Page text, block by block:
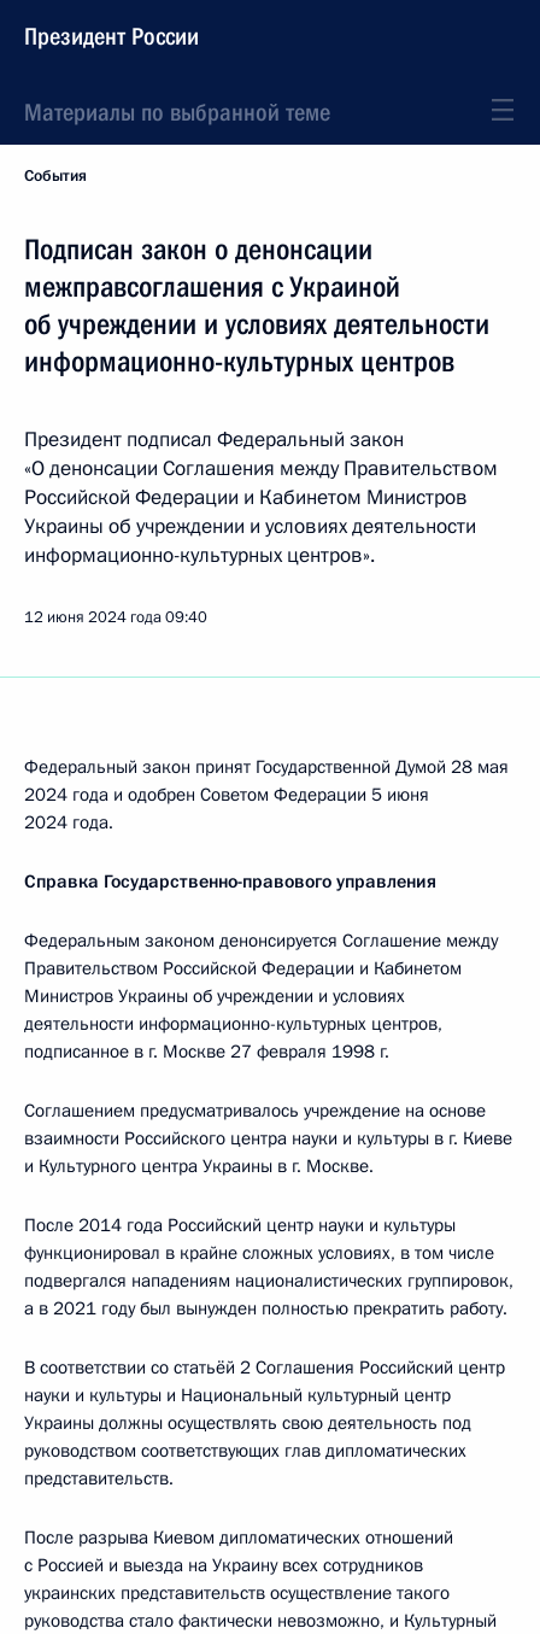
Президент России
Материалы по выбранной теме
События
Подписан закон о денонсации
межправсоглашения с Украиной
об учреждении и условиях деятельности
информационно-культурных центров
Президент подписал Федеральный закон
«О денонсации Соглашения между Правительством
Российской Федерации и Кабинетом Министров
Украины об учреждении и условиях деятельности
информационно-культурных центров».
12 июня 2024 года09:40
Федеральный закон принят Государственной Думой 28 мая
2024 года и одобрен Советом Федерации 5 июня
2024 года.
Справка Государственно-правового управления
Федеральным законом денонсируется Соглашение между
Правительством Российской Федерации и Кабинетом
Министров Украины об учреждении и условиях
деятельности информационно­-культурных центров,
подписанное в г. Москве 27 февраля 1998 г.
Соглашением предусматривалось учреждение на основе
взаимности Российского центра науки и культуры в г. Киеве
и Культурного центра Украины в г. Москве.
После 2014 года Российский центр науки и культуры
функционировал в крайне сложных условиях, в том числе
подвергался нападениям националистических группировок,
а в 2021 году был вынужден полностью прекратить работу.
В соответствии со статьёй 2 Соглашения Российский центр
науки и культуры и Национальный культурный центр
Украины должны осуществлять свою деятельность под
руководством соответствующих глав дипломатических
представительств.
После разрыва Киевом дипломатических отношений
с Россией и выезда на Украину всех сотрудников
украинских представительств осуществление такого
руководства стало фактически невозможно, и Культурный